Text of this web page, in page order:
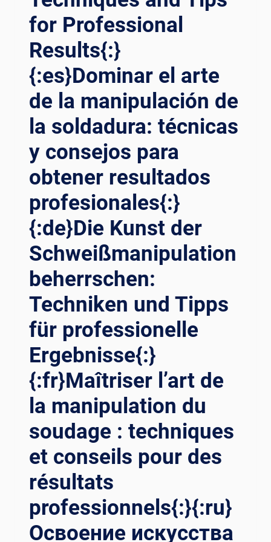
UA T
EKNIK P
ENTING Y
ANG P
ERLU A
NDA K
ETAHUI{:}
EL
ARTE
LA
MANIPULACIÓN
DE
SOLDADURA:
TÉCNICAS
Y
CONSEJOS
PARA
OBTENER
PROFESIONALES{:}
KUNST
DER
SCHWEISSMANIPULATION B
EHERRSCHEN: T
ECHNIKEN U
ND T
IPPS F
ÜR P
RGEBNISSE{:}{
:FR}MAÎTRISER L
’ART D
A M
ANIPULATION D
U S
OUDAGE : T
T C
OUR D
ÉSULTATS P
for Professional
Results{:}
{:es}Dominar el arte
de la manipulación de
la soldadura: técnicas
y consejos para
obtener resultados
profesionales{:}
{:de}Die Kunst der
Schweißmanipulation
beherrschen:
Techniken und Tipps
für professionelle
Ergebnisse{:}
{:fr}Maîtriser l’art de
la manipulation du
soudage : techniques
et conseils pour des
résultats
professionnels{:}{:ru}
Освоение искусства